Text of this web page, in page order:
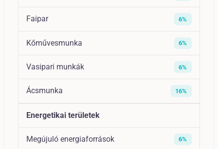
Faipar 6%
Kőművesmunka 6%
Vasipari munkák 6%
Ácsmunka 16%
Energetikai területek
Megújuló energiaforrások 6%